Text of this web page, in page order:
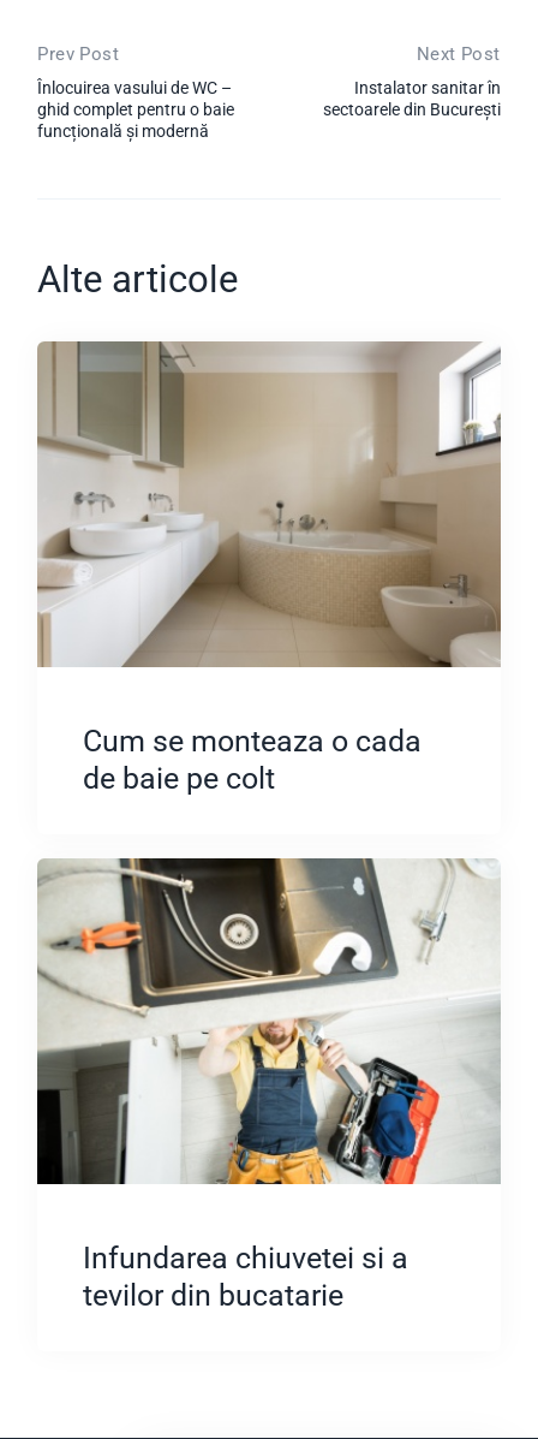
Prev Post
Înlocuirea vasului de WC –
ghid complet pentru o baie
funcțională și modernă
Next Post
Instalator sanitar în
sectoarele din București
Alte articole
Cum se monteaza o cada
de baie pe colt
Infundarea chiuvetei si a
tevilor din bucatarie